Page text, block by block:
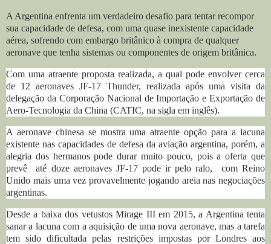
A Argentina enfrenta um verdadeiro desafio para tentar recompor
sua capacidade de defesa, com uma quase inexistente capacidade
aérea, sofrendo com embargo britânico à compra de qualquer
aeronave que tenha sistemas ou componentes de origem britânica.
Com uma atraente proposta realizada, a qual pode envolver cerca
de 12 aeronaves JF-17 Thunder, realizada após uma visita da
delegação da Corporação Nacional de Importação e Exportação de
Aero-Tecnologia da China (CATIC, na sigla em inglês).
A aeronave chinesa se mostra uma atraente opção para a lacuna
existente nas capacidades de defesa da aviação argentina, porém, a
alegria dos hermanos pode durar muito pouco, pois a oferta que
prevê até doze aeronaves JF-17 pode ir pelo ralo, com Reino
Unido mais uma vez provavelmente jogando areia nas negociações
argentinas.
Desde a baixa dos vetustos Mirage III em 2015, a Argentina tenta
sanar a lacuna com a aquisição de uma nova aeronave, mas a tarefa
tem sido dificultada pelas restrições impostas por Londres aos